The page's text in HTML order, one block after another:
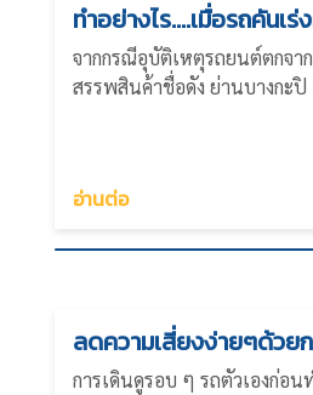
ทำอย่างไร....เมื่อรถคันเร่
จากกรณีอุบัติเหตุรถยนต์ตกจา
สรรพสินค้าชื่อดัง ย่านบางกะ
อ่านต่อ
ลดความเสี่ยงง่ายๆด้วย
การเดินดูรอบ ๆ รถตัวเองก่อน